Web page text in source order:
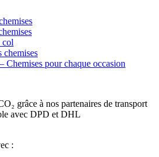
col
chemises
Chemises pour chaque occasion
grâce à nos partenaires de transport
avec DPD et DHL
: